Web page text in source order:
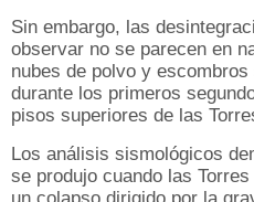
Sin embargo, las
observar no se parecen en
nubes de polvo y
durante los primeros
pisos superiores de las
Los análisis sismológicos
se produjo cuando las